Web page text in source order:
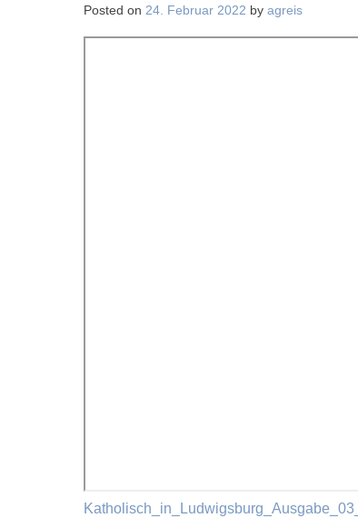
Posted on 24. Februar 2022 by agreis